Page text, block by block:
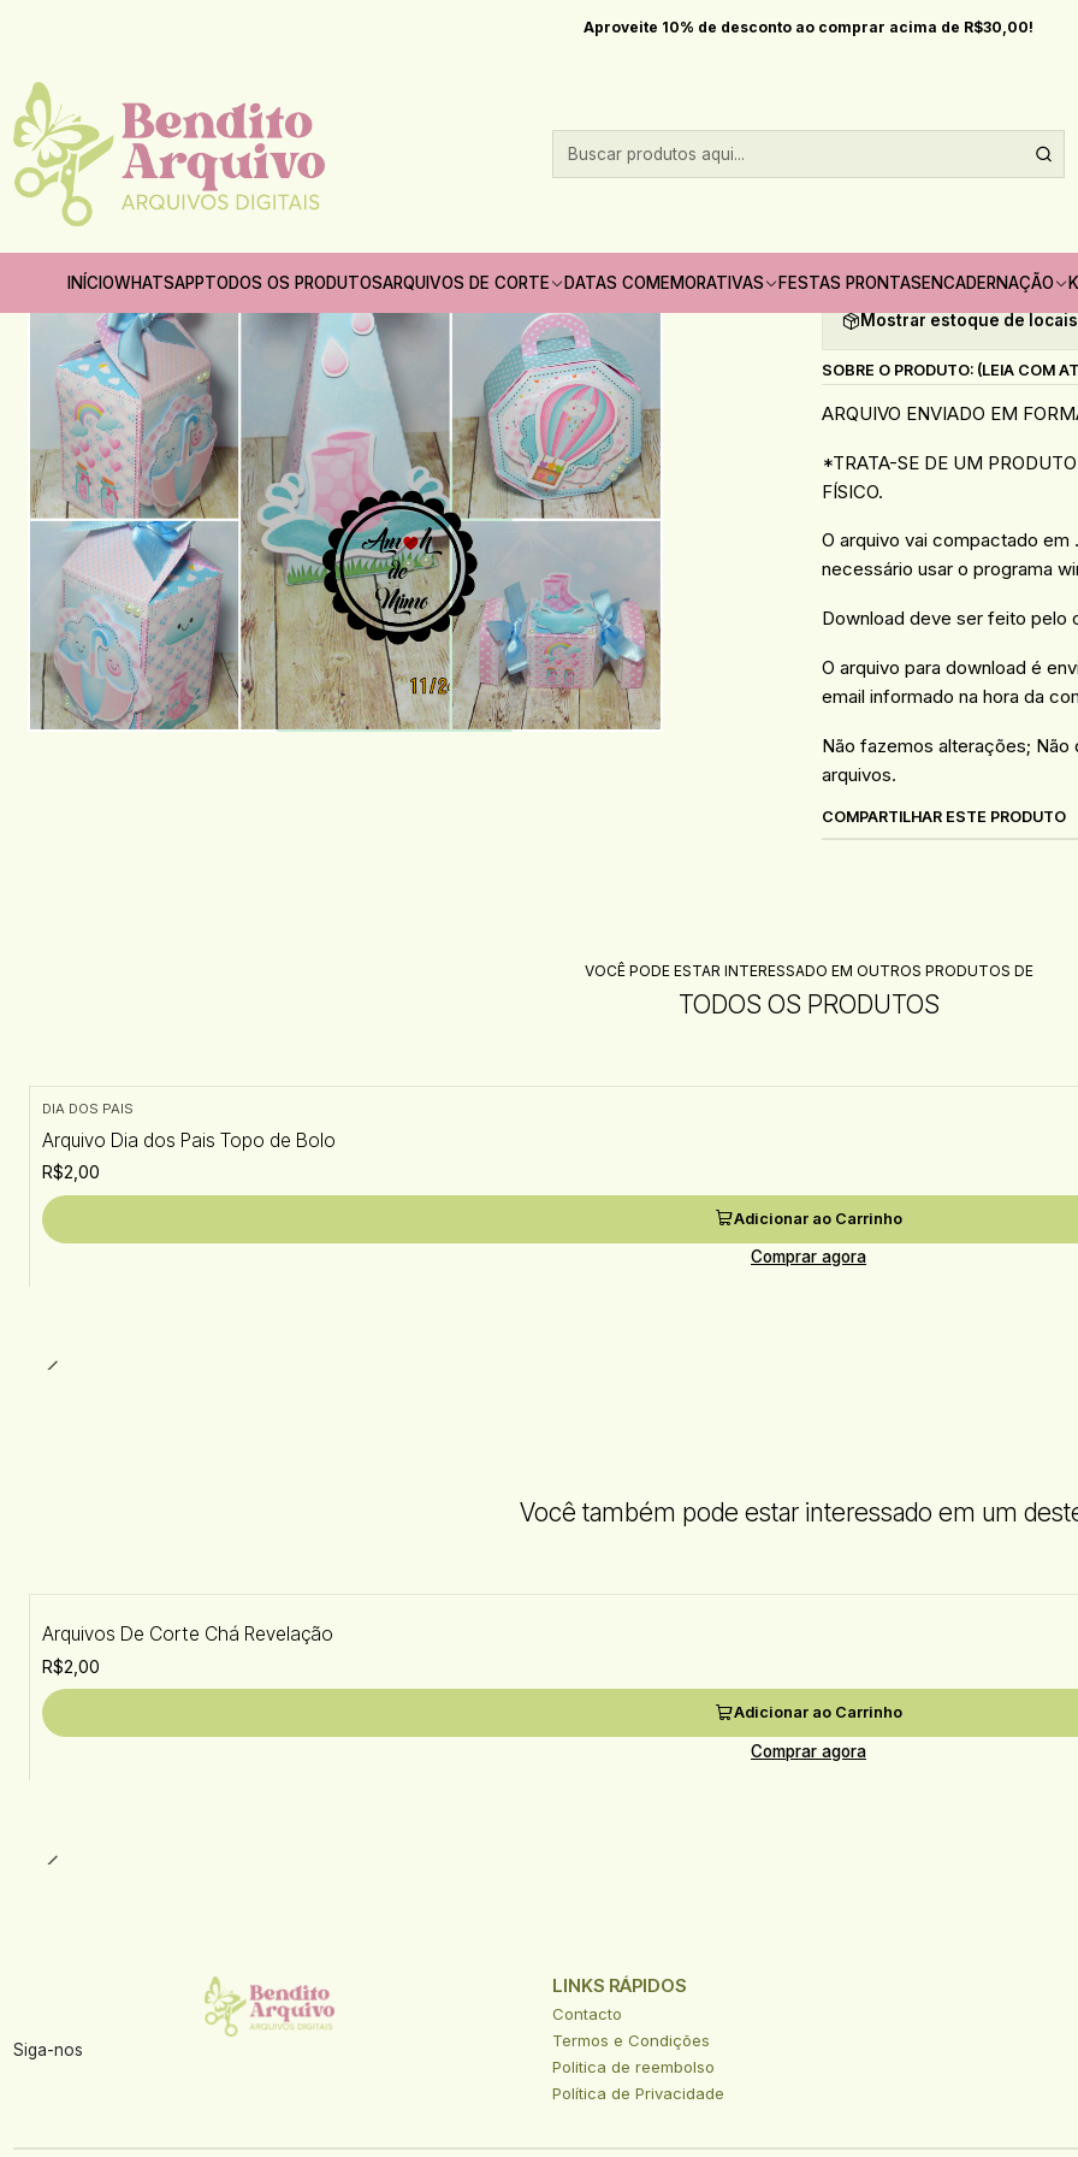
INÍCIOWHATSAPPTODOS OS PRODUTOSARQUIVOS DE CORTE DATAS COMEMORATIVAS FESTAS PRONTASENCADERNAÇÃO
Aproveite 10% de desconto ao comprar acima de R$30,00!
Início Festas prontas Arquivos De Corte Chá Revelação
Arquivos De
Adicionar à lista de
Mostrar estoque de locais
SOBRE O PRODUTO: (LEIA COM
ARQUIVO ENVIADO EM
*TRATA-SE DE UM
FÍSICO.
O arquivo vai compactado em
necessário usar o programa
Download deve ser feito pelo
O arquivo para download é
email informado na hora da
Não fazemos alterações; Não
arquivos.
COMPARTILHAR ESTE PRODUTO
VOCÊ PODE ESTAR INTERESSADO EM OUTROS PRODUTOS DE
TODOS OS PRODUTOS
DIA DOS PAIS
Arquivo Dia dos Pais Topo de Bolo
R$2,00
Adicionar ao Carrinho
Comprar agora
Você também pode estar interessado em um
Arquivos De Corte Chá Revelação
R$2,00
Adicionar ao Carrinho
Comprar agora
Siga-nos
LINKS RÁPIDOS
Contacto
Termos e Condições
Politica de reembolso
Política de Privacidade